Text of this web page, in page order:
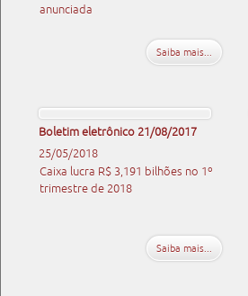
anunciada
Saiba mais...
Boletim eletrônico 21/08/2017
25/05/2018
Caixa lucra R$ 3,191 bilhões no 1º
trimestre de 2018
Saiba mais...